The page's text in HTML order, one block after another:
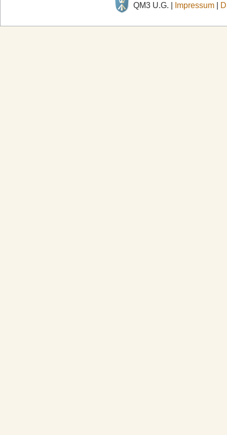
QM3 U.G. | Impressum